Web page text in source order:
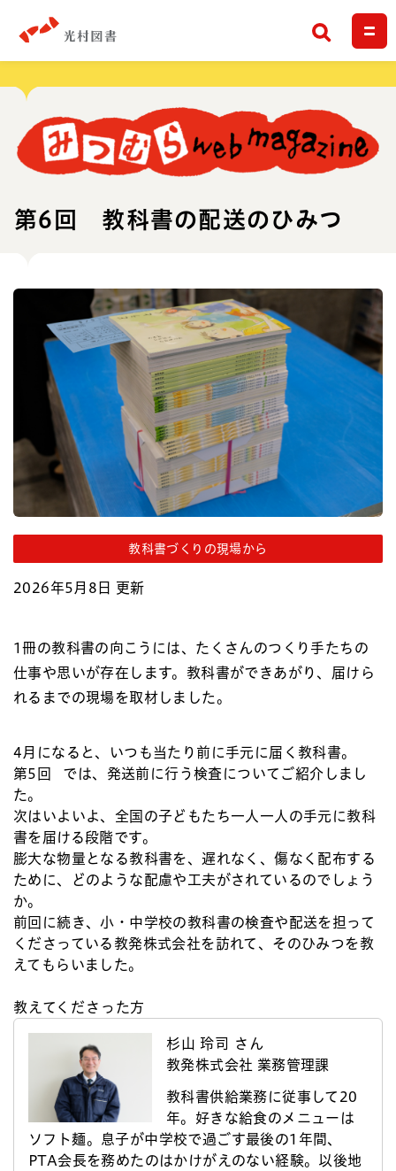
検索
第6回 教科書の配送のひみつ
教科書づくりの現場から
2026年5月8日 更新
1冊の教科書の向こうには、たくさんのつくり手たちの
仕事や思いが存在します。教科書ができあがり、届けら
れるまでの現場を取材しました。
4月になると、いつも当たり前に手元に届く教科書。
第5回
では、発送前に行う検査についてご紹介しまし
た。
次はいよいよ、全国の子どもたち一人一人の手元に教科
書を届ける段階です。
膨大な物量となる教科書を、遅れなく、傷なく配布する
ために、どのような配慮や工夫がされているのでしょう
か。
前回に続き、小・中学校の教科書の検査や配送を担って
くださっている教発株式会社を訪れて、そのひみつを教
えてもらいました。
教えてくださった方
杉山 玲司 さん
教発株式会社 業務管理課
教科書供給業務に従事して20
年。好きな給食のメニューは
ソフト麺。息子が中学校で過ごす最後の1年間、
PTA会長を務めたのはかけがえのない経験。以後地